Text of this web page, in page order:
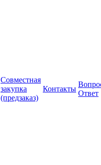
Совместная
закупка
(предзаказ)
Контакты
Ответ